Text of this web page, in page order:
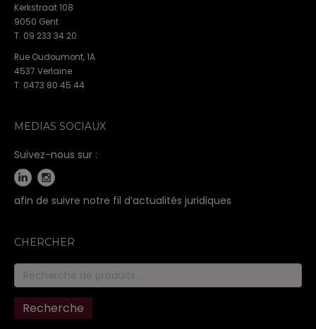
Kerkstraat 108
9050 Gent
T. 09 233 34 20
Rue Oudoumont, 1A
4537 Verlaine
T. 0473 80 45 44
MEDIAS SOCIAUX
Suivez-nous sur :
afin de suivre notre fil d’actualités juridiques
CHERCHER
Recherche
pour :
Recherche